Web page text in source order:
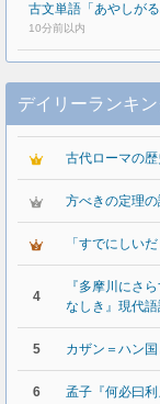
古文単語「あやしが
10分前以内
デイリーランキ
古代ローマの
方べきの定理の
「すでにしい
4
『多摩川にさ
なしき』現代
5 カザン＝ハン
6 孟子『何必曰